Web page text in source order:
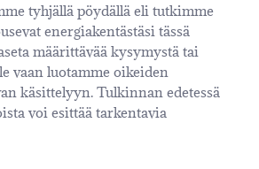
tyhjällä pöydällä eli tutkimme
energiakentästäsi tässä
määrittävää kysymystä tai
vaan luotamme oikeiden
käsittelyyn. Tulkinnan edetessä
voi esittää tarkentavia